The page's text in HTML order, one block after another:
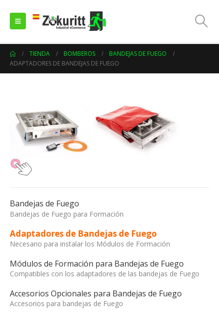
TIENDA BOMBEROS
BANDEJAS DE FUEGO
ADAPTADORES DE BANDEJAS DE FUEGO
Bandejas de Fuego
Bandejas de Fuego para Formación
Adaptadores de Bandejas de Fuego
Necesario para instalar los Módulos de Formación
Módulos de Formación para Bandejas de Fuego
Compatibles con los adaptadores de las bandejas de Fuego
Accesorios Opcionales para Bandejas de Fuego
Accesorios para bandejas de Fuego